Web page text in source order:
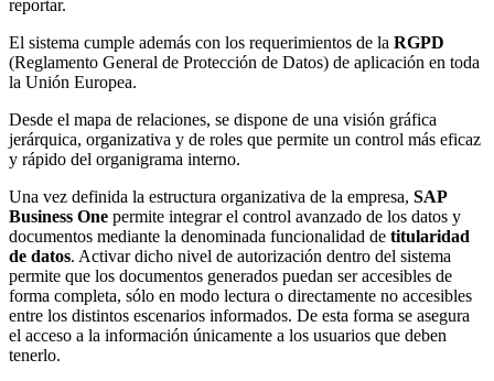
reportar.
El sistema cumple además con los requerimientos de la RGPD
(Reglamento General de Protección de Datos) de aplicación en toda
la Unión Europea.
Desde el mapa de relaciones, se dispone de una visión gráfica
jerárquica, organizativa y de roles que permite un control más eficaz
y rápido del organigrama interno.
Una vez definida la estructura organizativa de la empresa, SAP
Business One permite integrar el control avanzado de los datos y
documentos mediante la denominada funcionalidad de titularidad
de datos. Activar dicho nivel de autorización dentro del sistema
permite que los documentos generados puedan ser accesibles de
forma completa, sólo en modo lectura o directamente no accesibles
entre los distintos escenarios informados. De esta forma se asegura
el acceso a la información únicamente a los usuarios que deben
tenerlo.